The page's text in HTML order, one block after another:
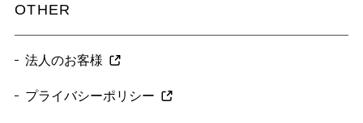
OTHER
法人のお客様
プライバシーポリシー